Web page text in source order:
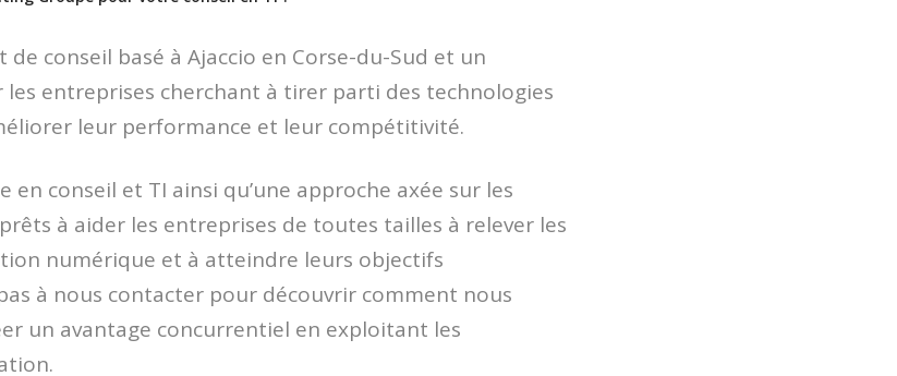
conseil basé à Ajaccio en Corse-du-Sud et un
entreprises cherchant à tirer parti des technologies
leur performance et leur compétitivité.
en conseil et TI ainsi qu’une approche axée sur les
à aider les entreprises de toutes tailles à relever les
numérique et à atteindre leurs objectifs
à nous contacter pour découvrir comment nous
un avantage concurrentiel en exploitant les